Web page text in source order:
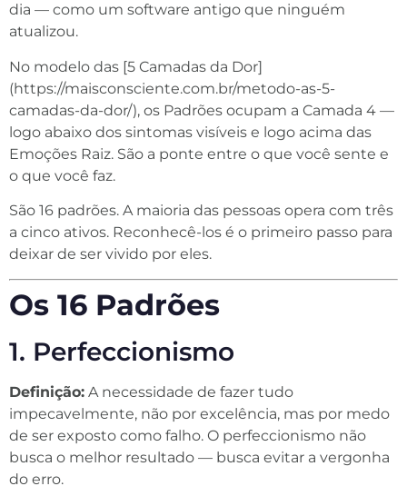
dia — como um software antigo que ninguém
atualizou.
No modelo das [5 Camadas da Dor]
(https://maisconsciente.com.br/metodo-as-5-
camadas-da-dor/), os Padrões ocupam a Camada 4 —
logo abaixo dos sintomas visíveis e logo acima das
Emoções Raiz. São a ponte entre o que você sente e
o que você faz.
São 16 padrões. A maioria das pessoas opera com três
a cinco ativos. Reconhecê-los é o primeiro passo para
deixar de ser vivido por eles.
Os 16 Padrões
1. Perfeccionismo
Definição: A necessidade de fazer tudo
impecavelmente, não por excelência, mas por medo
de ser exposto como falho. O perfeccionismo não
busca o melhor resultado — busca evitar a vergonha
do erro.